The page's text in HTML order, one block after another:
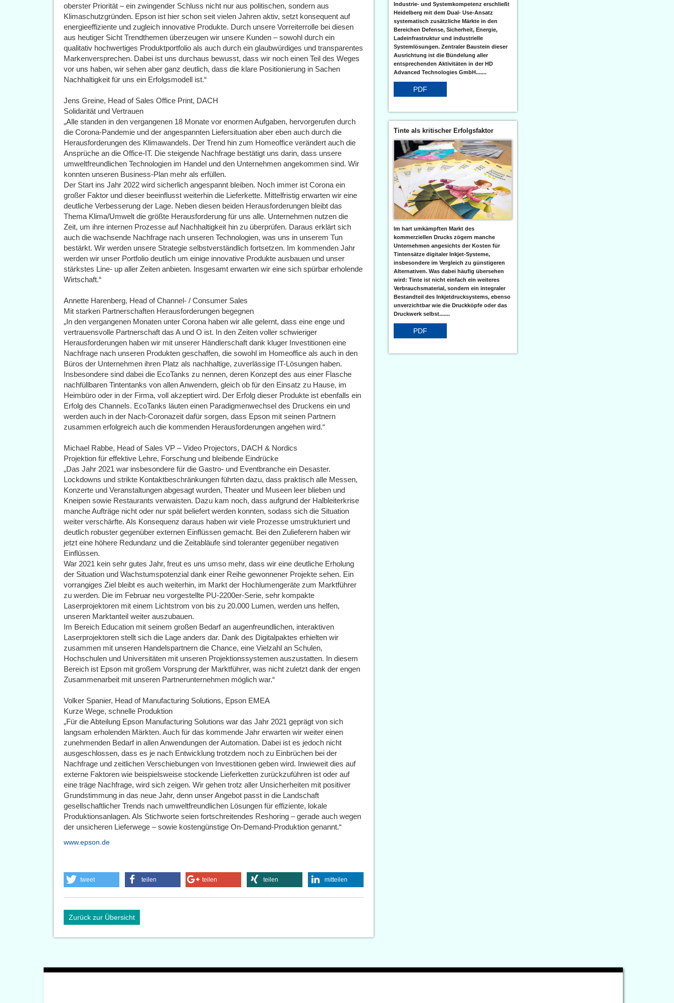
oberster Priorität – ein zwingender Schluss nicht nur aus politischen, sondern aus
Klimaschutzgründen. Epson ist hier schon seit vielen Jahren aktiv, setzt konsequent auf
energieeffiziente und zugleich innovative Produkte. Durch unsere Vorreiterrolle bei diesen
aus heutiger Sicht Trendthemen überzeugen wir unsere Kunden – sowohl durch ein
qualitativ hochwertiges Produktportfolio als auch durch ein glaubwürdiges und transparentes
Markenversprechen. Dabei ist uns durchaus bewusst, dass wir noch einen Teil des Weges
vor uns haben, wir sehen aber ganz deutlich, dass die klare Positionierung in Sachen
Nachhaltigkeit für uns ein Erfolgsmodell ist.“
Jens Greine, Head of Sales Office Print, DACH
Solidarität und Vertrauen
„Alle standen in den vergangenen 18 Monate vor enormen Aufgaben, hervorgerufen durch
die Corona-Pandemie und der angespannten Liefersituation aber eben auch durch die
Herausforderungen des Klimawandels. Der Trend hin zum Homeoffice verändert auch die
Ansprüche an die Office-IT. Die steigende Nachfrage bestätigt uns darin, dass unsere
umweltfreundlichen Technologien im Handel und den Unternehmen angekommen sind. Wir
konnten unseren Business-Plan mehr als erfüllen.
Der Start ins Jahr 2022 wird sicherlich angespannt bleiben. Noch immer ist Corona ein
großer Faktor und dieser beeinflusst weiterhin die Lieferkette. Mittelfristig erwarten wir eine
deutliche Verbesserung der Lage. Neben diesen beiden Herausforderungen bleibt das
Thema Klima/Umwelt die größte Herausforderung für uns alle. Unternehmen nutzen die
Zeit, um ihre internen Prozesse auf Nachhaltigkeit hin zu überprüfen. Daraus erklärt sich
auch die wachsende Nachfrage nach unseren Technologien, was uns in unserem Tun
bestärkt. Wir werden unsere Strategie selbstverständlich fortsetzen. Im kommenden Jahr
werden wir unser Portfolio deutlich um einige innovative Produkte ausbauen und unser
stärkstes Line- up aller Zeiten anbieten. Insgesamt erwarten wir eine sich spürbar erholende
Wirtschaft.“
Annette Harenberg, Head of Channel- / Consumer Sales
Mit starken Partnerschaften Herausforderungen begegnen
„In den vergangenen Monaten unter Corona haben wir alle gelernt, dass eine enge und
vertrauensvolle Partnerschaft das A und O ist. In den Zeiten voller schwieriger
Herausforderungen haben wir mit unserer Händlerschaft dank kluger Investitionen eine
Nachfrage nach unseren Produkten geschaffen, die sowohl im Homeoffice als auch in den
Büros der Unternehmen ihren Platz als nachhaltige, zuverlässige IT-Lösungen haben.
Insbesondere sind dabei die EcoTanks zu nennen, deren Konzept des aus einer Flasche
nachfüllbaren Tintentanks von allen Anwendern, gleich ob für den Einsatz zu Hause, im
Heimbüro oder in der Firma, voll akzeptiert wird. Der Erfolg dieser Produkte ist ebenfalls ein
Erfolg des Channels. EcoTanks läuten einen Paradigmenwechsel des Druckens ein und
werden auch in der Nach-Coronazeit dafür sorgen, dass Epson mit seinen Partnern
zusammen erfolgreich auch die kommenden Herausforderungen angehen wird.“
Michael Rabbe, Head of Sales VP – Video Projectors, DACH & Nordics
Projektion für effektive Lehre, Forschung und bleibende Eindrücke
„Das Jahr 2021 war insbesondere für die Gastro- und Eventbranche ein Desaster.
Lockdowns und strikte Kontaktbeschränkungen führten dazu, dass praktisch alle Messen,
Konzerte und Veranstaltungen abgesagt wurden, Theater und Museen leer blieben und
Kneipen sowie Restaurants verwaisten. Dazu kam noch, dass aufgrund der Halbleiterkrise
manche Aufträge nicht oder nur spät beliefert werden konnten, sodass sich die Situation
weiter verschärfte. Als Konsequenz daraus haben wir viele Prozesse umstrukturiert und
deutlich robuster gegenüber externen Einflüssen gemacht. Bei den Zulieferern haben wir
jetzt eine höhere Redundanz und die Zeitabläufe sind toleranter gegenüber negativen
Einflüssen.
War 2021 kein sehr gutes Jahr, freut es uns umso mehr, dass wir eine deutliche Erholung
der Situation und Wachstumspotenzial dank einer Reihe gewonnener Projekte sehen. Ein
vorrangiges Ziel bleibt es auch weiterhin, im Markt der Hochlumengeräte zum Marktführer
zu werden. Die im Februar neu vorgestellte PU-2200er-Serie, sehr kompakte
Laserprojektoren mit einem Lichtstrom von bis zu 20.000 Lumen, werden uns helfen,
unseren Marktanteil weiter auszubauen.
Im Bereich Education mit seinem großen Bedarf an augenfreundlichen, interaktiven
Laserprojektoren stellt sich die Lage anders dar. Dank des Digitalpaktes erhielten wir
zusammen mit unseren Handelspartnern die Chance, eine Vielzahl an Schulen,
Hochschulen und Universitäten mit unseren Projektionssystemen auszustatten. In diesem
Bereich ist Epson mit großem Vorsprung der Marktführer, was nicht zuletzt dank der engen
Zusammenarbeit mit unseren Partnerunternehmen möglich war.“
Volker Spanier, Head of Manufacturing Solutions, Epson EMEA
Kurze Wege, schnelle Produktion
„Für die Abteilung Epson Manufacturing Solutions war das Jahr 2021 geprägt von sich
langsam erholenden Märkten. Auch für das kommende Jahr erwarten wir weiter einen
zunehmenden Bedarf in allen Anwendungen der Automation. Dabei ist es jedoch nicht
ausgeschlossen, dass es je nach Entwicklung trotzdem noch zu Einbrüchen bei der
Nachfrage und zeitlichen Verschiebungen von Investitionen geben wird. Inwieweit dies auf
externe Faktoren wie beispielsweise stockende Lieferketten zurückzuführen ist oder auf
eine träge Nachfrage, wird sich zeigen. Wir gehen trotz aller Unsicherheiten mit positiver
Grundstimmung in das neue Jahr, denn unser Angebot passt in die Landschaft
gesellschaftlicher Trends nach umweltfreundlichen Lösungen für effiziente, lokale
Produktionsanlagen. Als Stichworte seien fortschreitendes Reshoring – gerade auch wegen
der unsicheren Lieferwege – sowie kostengünstige On-Demand-Produktion genannt.“
www.epson.de
tweet teilen teilen teilen mitteilen
Zurück zur Übersicht
Industrie- und Systemkompetenz erschließt
Heidelberg mit dem Dual- Use-Ansatz
systematisch zusätzliche Märkte in den
Bereichen Defense, Sicherheit, Energie,
Ladeinfrastruktur und industrielle
Systemlösungen. Zentraler Baustein dieser
Ausrichtung ist die Bündelung aller
entsprechenden Aktivitäten in der HD
Advanced Technologies GmbH.......
PDF
Tinte als kritischer Erfolgsfaktor
Im hart umkämpften Markt des
kommerziellen Drucks zögern manche
Unternehmen angesichts der Kosten für
Tintensätze digitaler Inkjet-Systeme,
insbesondere im Vergleich zu günstigeren
Alternativen. Was dabei häufig übersehen
wird: Tinte ist nicht einfach ein weiteres
Verbrauchsmaterial, sondern ein integraler
Bestandteil des Inkjetdrucksystems, ebenso
unverzichtbar wie die Druckköpfe oder das
Druckwerk selbst.......
PDF